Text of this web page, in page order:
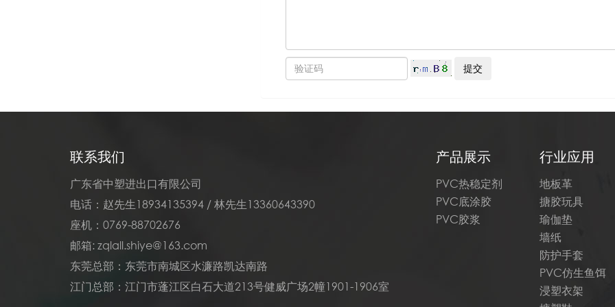
联系我们
广东省中塑进出口有限公司
电话：赵先生18934135394 / 林先生13360643390
座机：0769-88702676
邮箱: zqlall.shiye@163.com
东莞总部：东莞市南城区水濂路凯达南路
江门总部：江门市蓬江区白石大道213号健威广场2幢1901-1906室
产品展示
PVC热稳定剂
PVC底涂胶
PVC胶浆
行业应用
地板革
搪胶玩具
瑜伽垫
墙纸
防护手套
PVC仿生鱼饵
浸塑衣架